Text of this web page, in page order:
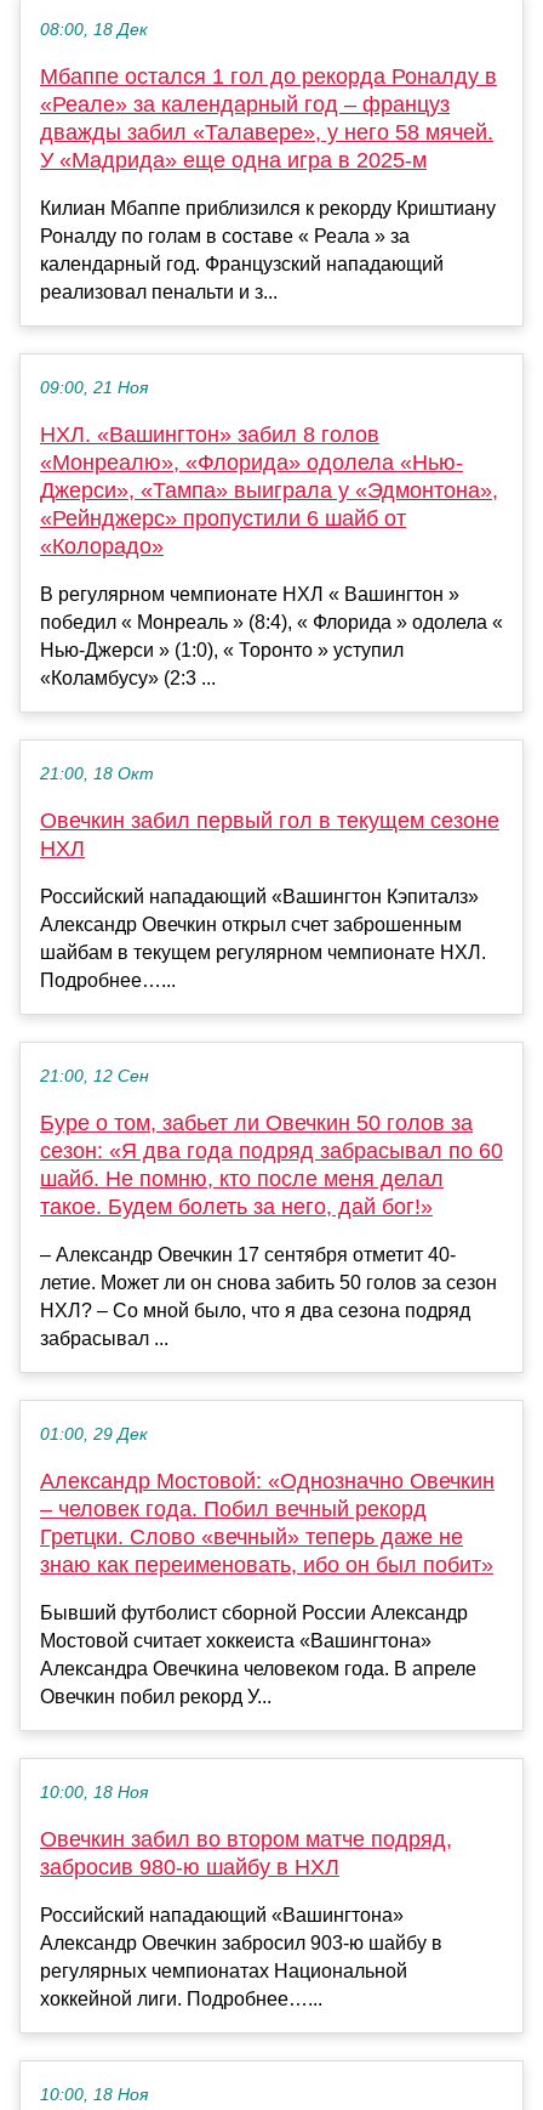
08:00, 18 Дек
Мбаппе осталcя 1 гол до рекорда Роналду в
«Реале» за календарный год – француз
дважды забил «Талавере», у него 58 мячей.
У «Мадрида» еще одна игра в 2025-м
Килиан Мбаппе приблизился к рекорду Криштиану
Роналду по голам в составе « Реала » за
календарный год. Французский нападающий
реализовал пенальти и з...
09:00, 21 Ноя
НХЛ. «Вашингтон» забил 8 голов
«Монреалю», «Флорида» одолела «Нью-
Джерси», «Тампа» выиграла у «Эдмонтона»,
«Рейнджерс» пропустили 6 шайб от
«Колорадо»
В регулярном чемпионате НХЛ « Вашингтон »
победил « Монреаль » (8:4), « Флорида » одолела «
Нью-Джерси » (1:0), « Торонто » уступил
«Коламбусу» (2:3 ...
21:00, 18 Окт
Овечкин забил первый гол в текущем сезоне
НХЛ
Российский нападающий «Вашингтон Кэпиталз»
Александр Овечкин открыл счет заброшенным
шайбам в текущем регулярном чемпионате НХЛ.
Подробнее…...
21:00, 12 Сен
Буре о том, забьет ли Овечкин 50 голов за
сезон: «Я два года подряд забрасывал по 60
шайб. Не помню, кто после меня делал
такое. Будем болеть за него, дай бог!»
– Александр Овечкин 17 сентября отметит 40-
летие. Может ли он снова забить 50 голов за сезон
НХЛ? – Со мной было, что я два сезона подряд
забрасывал ...
01:00, 29 Дек
Александр Мостовой: «Однозначно Овечкин
– человек года. Побил вечный рекорд
Гретцки. Слово «вечный» теперь даже не
знаю как переименовать, ибо он был побит»
Бывший футболист сборной России Александр
Мостовой считает хоккеиста «Вашингтона»
Александра Овечкина человеком года. В апреле
Овечкин побил рекорд У...
10:00, 18 Ноя
Овечкин забил во втором матче подряд,
забросив 980‑ю шайбу в НХЛ
Российский нападающий «Вашингтона»
Александр Овечкин забросил 903‑ю шайбу в
регулярных чемпионатах Национальной
хоккейной лиги. Подробнее…...
10:00, 18 Ноя